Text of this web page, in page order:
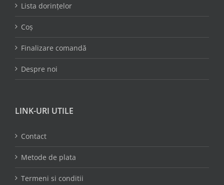
Lista dorințelor
Coș
Finalizare comandă
Despre noi
LINK-URI UTILE
Contact
Metode de plata
Termeni si conditii